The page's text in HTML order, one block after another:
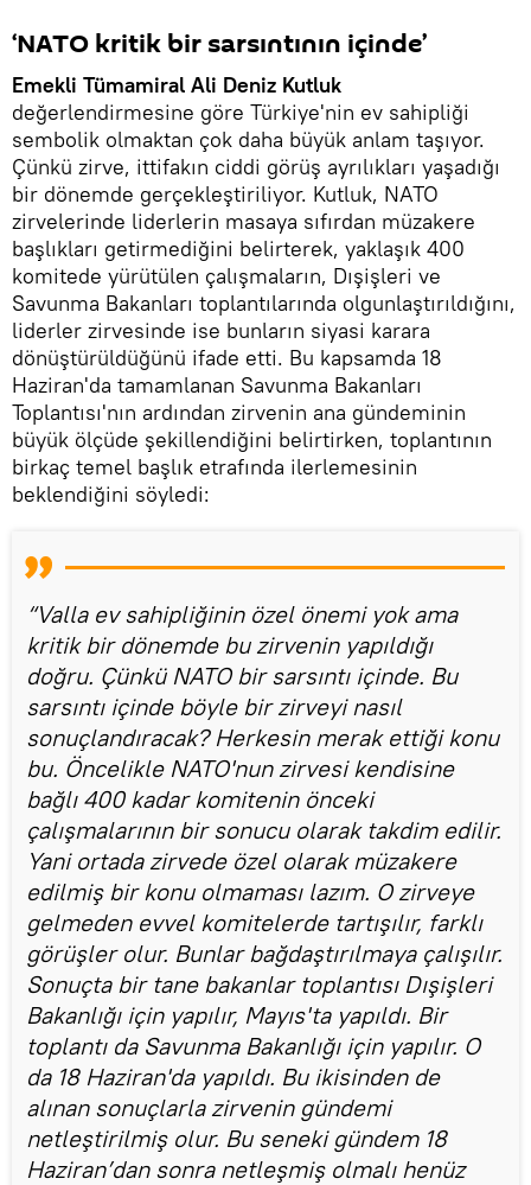
‘NATO kritik bir sarsıntının içinde’
Emekli Tümamiral Ali Deniz Kutluk
değerlendirmesine göre Türkiye'nin ev sahipliği
sembolik olmaktan çok daha büyük anlam taşıyor.
Çünkü zirve, ittifakın ciddi görüş ayrılıkları yaşadığı
bir dönemde gerçekleştiriliyor. Kutluk, NATO
zirvelerinde liderlerin masaya sıfırdan müzakere
başlıkları getirmediğini belirterek, yaklaşık 400
komitede yürütülen çalışmaların, Dışişleri ve
Savunma Bakanları toplantılarında olgunlaştırıldığını,
liderler zirvesinde ise bunların siyasi karara
dönüştürüldüğünü ifade etti. Bu kapsamda 18
Haziran'da tamamlanan Savunma Bakanları
Toplantısı'nın ardından zirvenin ana gündeminin
büyük ölçüde şekillendiğini belirtirken, toplantının
birkaç temel başlık etrafında ilerlemesinin
beklendiğini söyledi:
“Valla ev sahipliğinin özel önemi yok ama
kritik bir dönemde bu zirvenin yapıldığı
doğru. Çünkü NATO bir sarsıntı içinde. Bu
sarsıntı içinde böyle bir zirveyi nasıl
sonuçlandıracak? Herkesin merak ettiği konu
bu. Öncelikle NATO'nun zirvesi kendisine
bağlı 400 kadar komitenin önceki
çalışmalarının bir sonucu olarak takdim edilir.
Yani ortada zirvede özel olarak müzakere
edilmiş bir konu olmaması lazım. O zirveye
gelmeden evvel komitelerde tartışılır, farklı
görüşler olur. Bunlar bağdaştırılmaya çalışılır.
Sonuçta bir tane bakanlar toplantısı Dışişleri
Bakanlığı için yapılır, Mayıs'ta yapıldı. Bir
toplantı da Savunma Bakanlığı için yapılır. O
da 18 Haziran'da yapıldı. Bu ikisinden de
alınan sonuçlarla zirvenin gündemi
netleştirilmiş olur. Bu seneki gündem 18
Haziran’dan sonra netleşmiş olmalı henüz